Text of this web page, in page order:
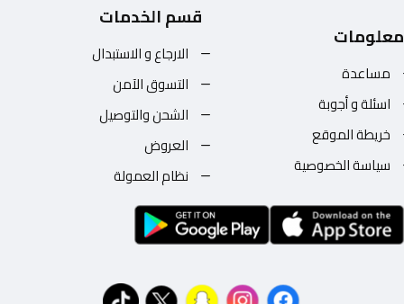
معلومات
مساعدة
اسئلة و أجوبة
خريطة الموقع
سياسة الخصوصية
قسم الخدمات
الارجاع و الاستبدال
التسوق الآمن
الشحن والتوصيل
العروض
نظام العمولة